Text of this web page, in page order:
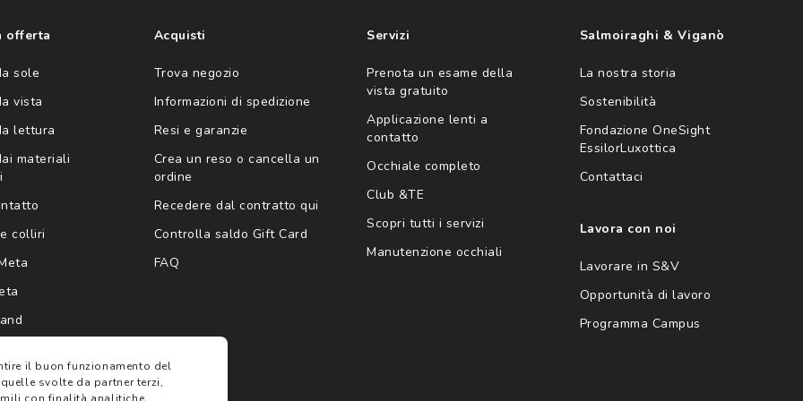
(consultare
offerta
sole
vista
lettura
materiali
colliri
Acquisti
Trova negozio
Informazioni di spedizione
Resi e garanzie
Crea un reso o cancella un
ordine
Recedere dal contratto qui
Controlla saldo Gift Card
FAQ
Servizi
Prenota un esame della
vista gratuito
Applicazione lenti a
contatto
Occhiale completo
Club &TE
Scopri tutti i servizi
Manutenzione occhiali
Salmoiraghi & Viganò
La nostra storia
Sostenibilità
Fondazione OneSight
EssilorLuxottica
Contattaci
Lavora con noi
Lavorare in S&V
Opportunità di lavoro
Programma Campus
il buon funzionamento del
svolte da partner terzi,